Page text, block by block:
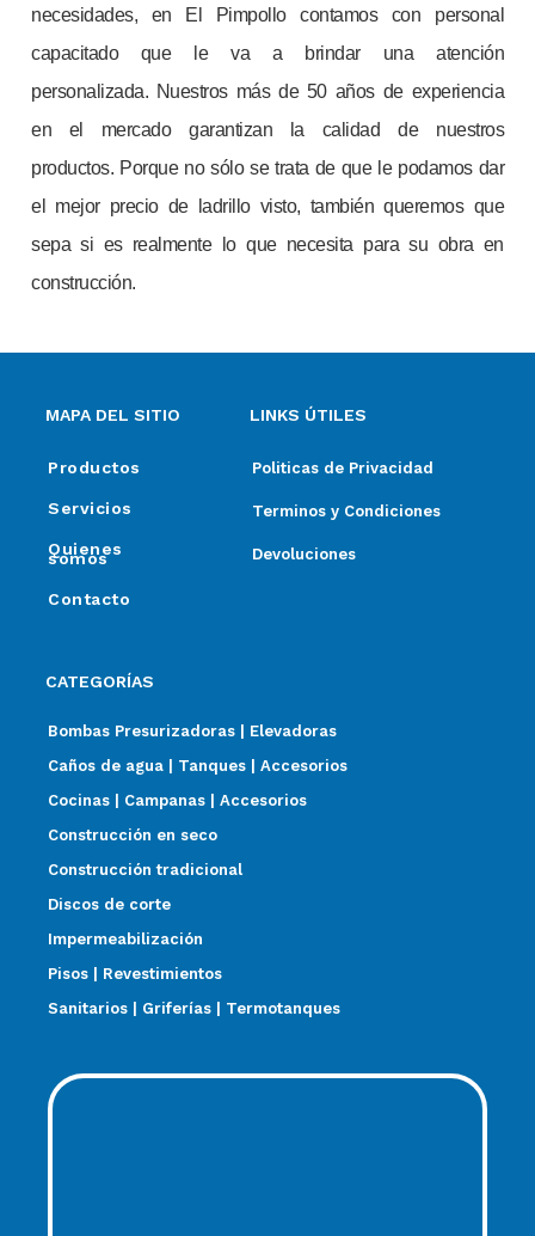
necesidades, en El Pimpollo contamos con personal
capacitado que le va a brindar una atención
personalizada. Nuestros más de 50 años de experiencia
en el mercado garantizan la calidad de nuestros
productos. Porque no sólo se trata de que le podamos dar
el mejor precio de ladrillo visto, también queremos que
sepa si es realmente lo que necesita para su obra en
construcción.
MAPA DEL SITIO
Productos
Servicios
Quienes
somos
Contacto
LINKS ÚTILES
Politicas de Privacidad
Terminos y Condiciones
Devoluciones
CATEGORÍAS
Bombas Presurizadoras | Elevadoras
Caños de agua | Tanques | Accesorios
Cocinas | Campanas | Accesorios
Construcción en seco
Construcción tradicional
Discos de corte
Impermeabilización
Pisos | Revestimientos
Sanitarios | Griferías | Termotanques